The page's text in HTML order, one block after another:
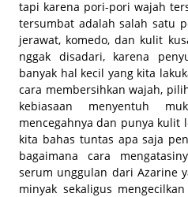
tapi karena pori-pori wajah
tersumbat adalah salah satu
jerawat, komedo, dan kulit
nggak disadari, karena
banyak hal kecil yang kita
cara membersihkan wajah,
kebiasaan menyentuh
mencegahnya dan punya kulit
kita bahas tuntas apa saja
bagaimana cara
serum unggulan dari Azarine
minyak sekaligus